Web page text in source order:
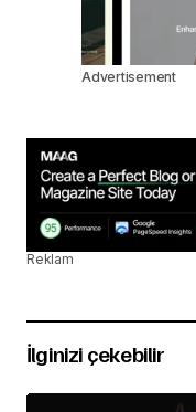
Advertisement
Reklam
İlginizi çekebilir